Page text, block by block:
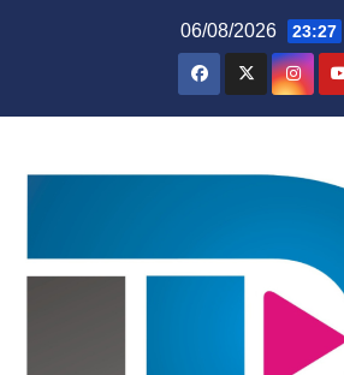
06/08/2026 23:27